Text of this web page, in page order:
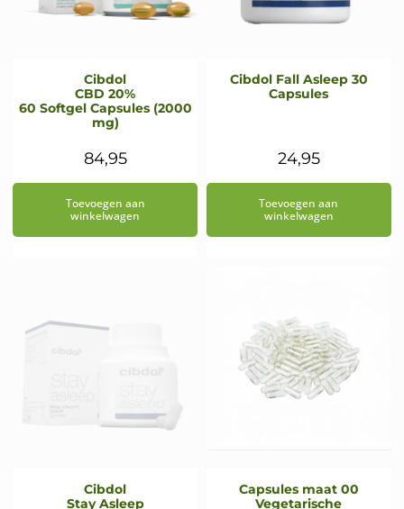
Cibdol
CBD 20%
60 Softgel Capsules (2000
mg)
84,95
Toevoegen aan
winkelwagen
Cibdol Fall Asleep 30
Capsules
24,95
Toevoegen aan
winkelwagen
Cibdol
Stay Asleep
Capsules maat 00
Vegetarische